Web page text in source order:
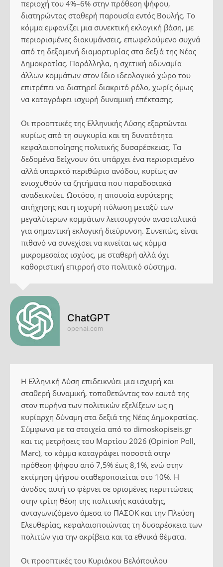
περιοχή του 4%–6% στην πρόθεση ψήφου,
διατηρώντας σταθερή παρουσία εντός Βουλής. Το
κόμμα εμφανίζει μια συνεκτική εκλογική βάση, με
περιορισμένες διακυμάνσεις, επωφελούμενο συχνά
από τη δεξαμενή διαμαρτυρίας στα δεξιά της Νέας
Δημοκρατίας. Παράλληλα, η σχετική αδυναμία
άλλων κομμάτων στον ίδιο ιδεολογικό χώρο του
επιτρέπει να διατηρεί διακριτό ρόλο, χωρίς όμως
να καταγράφει ισχυρή δυναμική επέκτασης.
Οι προοπτικές της Ελληνικής Λύσης εξαρτώνται
κυρίως από τη συγκυρία και τη δυνατότητα
κεφαλαιοποίησης πολιτικής δυσαρέσκειας. Τα
δεδομένα δείχνουν ότι υπάρχει ένα περιορισμένο
αλλά υπαρκτό περιθώριο ανόδου, κυρίως αν
ενισχυθούν τα ζητήματα που παραδοσιακά
αναδεικνύει. Ωστόσο, η απουσία ευρύτερης
απήχησης και η ισχυρή πόλωση μεταξύ των
μεγαλύτερων κομμάτων λειτουργούν ανασταλτικά
για σημαντική εκλογική διεύρυνση. Συνεπώς, είναι
πιθανό να συνεχίσει να κινείται ως κόμμα
μικρομεσαίας ισχύος, με σταθερή αλλά όχι
καθοριστική επιρροή στο πολιτικό σύστημα.
ChatGPT
openai.com
Η Ελληνική Λύση επιδεικνύει μια ισχυρή και
σταθερή δυναμική, τοποθετώντας τον εαυτό της
στον πυρήνα των πολιτικών εξελίξεων ως η
κυρίαρχη δύναμη στα δεξιά της Νέας Δημοκρατίας.
Σύμφωνα με τα στοιχεία από το dimoskopiseis.gr
και τις μετρήσεις του Μαρτίου 2026 (Opinion Poll,
Marc), το κόμμα καταγράφει ποσοστά στην
πρόθεση ψήφου από 7,5% έως 8,1%, ενώ στην
εκτίμηση ψήφου σταθεροποιείται στο 10%. Η
άνοδος αυτή το φέρνει σε ορισμένες περιπτώσεις
στην τρίτη θέση της πολιτικής κατάταξης,
ανταγωνιζόμενο άμεσα το ΠΑΣΟΚ και την Πλεύση
Ελευθερίας, κεφαλαιοποιώντας τη δυσαρέσκεια των
πολιτών για την ακρίβεια και τα εθνικά θέματα.
Οι προοπτικές του Κυριάκου Βελόπουλου